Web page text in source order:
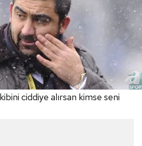
ciddiye alırsan kimse seni